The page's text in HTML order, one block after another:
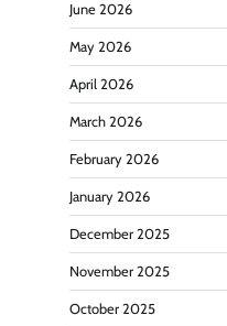
June 2026
May 2026
April 2026
March 2026
February 2026
January 2026
December 2025
November 2025
October 2025